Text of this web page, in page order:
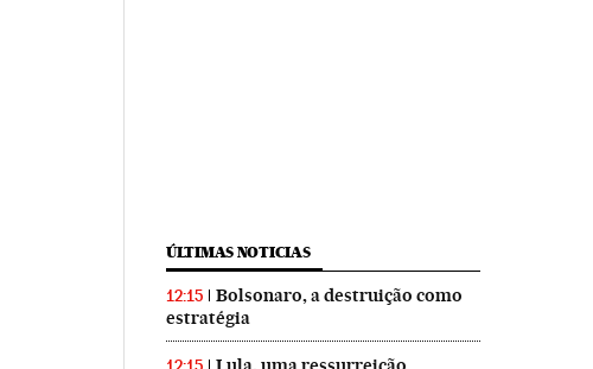
ÚLTIMAS NOTICIAS
12:15
Bolsonaro, a destruição como
estratégia